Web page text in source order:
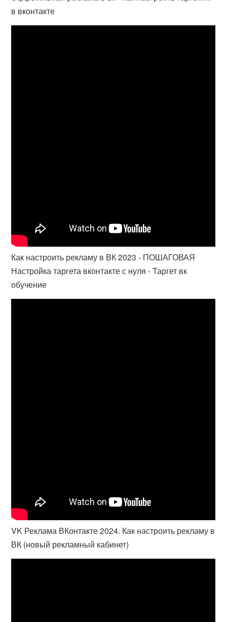
в вконтакте
Как настроить рекламу в ВК 2023 - ПОШАГОВАЯ
Настройка таргета вконтакте с нуля - Таргет вк
обучение
VK Реклама ВКонтакте 2024. Как настроить рекламу в
ВК (новый рекламный кабинет)